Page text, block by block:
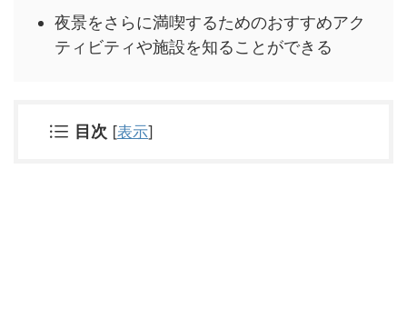
夜景をさらに満喫するためのおすすめアク
ティビティや施設を知ることができる
目次 [表示]